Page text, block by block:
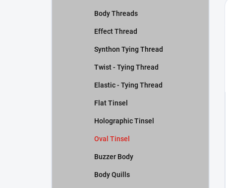
Body Threads
Effect Thread
Synthon Tying Thread
Twist - Tying Thread
Elastic - Tying Thread
Flat Tinsel
Holographic Tinsel
Oval Tinsel
Buzzer Body
Body Quills